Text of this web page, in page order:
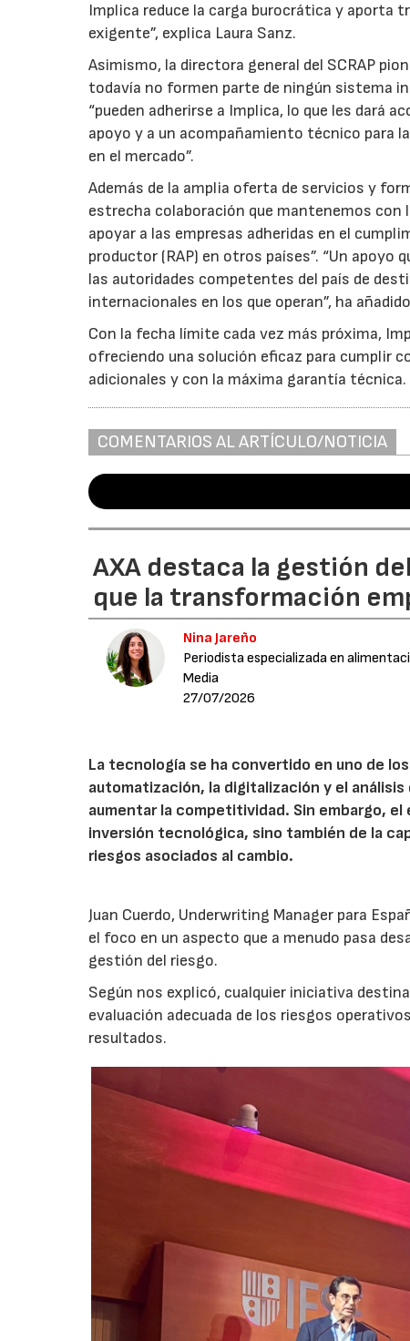
Implica reduce la carga burocrática y aporta
exigente”, explica Laura Sanz.
Asimismo, la directora general del SCRAP
todavía no formen parte de ningún sistema
“pueden adherirse a Implica, lo que les dará
apoyo y a un acompañamiento técnico para
en el mercado”.
Además de la amplia oferta de servicios y
estrecha colaboración que mantenemos con
apoyar a las empresas adheridas en el
productor (RAP) en otros países”. “Un
las autoridades competentes del país de
internacionales en los que operan”, ha
Con la fecha límite cada vez más próxima,
ofreciendo una solución eficaz para cumplir
adicionales y con la máxima garantía técnica.
COMENTARIOS AL ARTÍCULO/NOTICIA
AXA destaca la gestión
que la transformación
Nina Jareño
Periodista especializada en
Media
27/07/2026
La tecnología se ha convertido en uno de
automatización, la digitalización y el
aumentar la competitividad. Sin embargo,
inversión tecnológica, sino también de la
riesgos asociados al cambio.
Juan Cuerdo, Underwriting Manager para
el foco en un aspecto que a menudo pasa
gestión del riesgo.
Según nos explicó, cualquier iniciativa
evaluación adecuada de los riesgos
resultados.